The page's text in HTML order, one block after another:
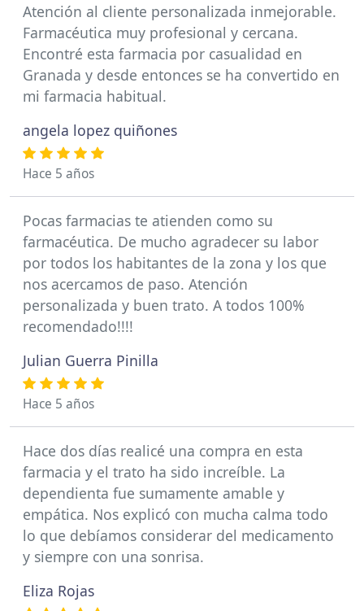
Atención al cliente personalizada inmejorable.
Farmacéutica muy profesional y cercana.
Encontré esta farmacia por casualidad en
Granada y desde entonces se ha convertido en
mi farmacia habitual.
angela lopez quiñones
Hace 5 años
Pocas farmacias te atienden como su
farmacéutica. De mucho agradecer su labor
por todos los habitantes de la zona y los que
nos acercamos de paso. Atención
personalizada y buen trato. A todos 100%
recomendado!!!!
Julian Guerra Pinilla
Hace 5 años
Hace dos días realicé una compra en esta
farmacia y el trato ha sido increíble. La
dependienta fue sumamente amable y
empática. Nos explicó con mucha calma todo
lo que debíamos considerar del medicamento
y siempre con una sonrisa.
Eliza Rojas